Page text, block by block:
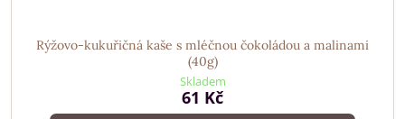
Rýžovo-kukuřičná kaše s mléčnou čokoládou a malinami
(40g)
Skladem
61 Kč